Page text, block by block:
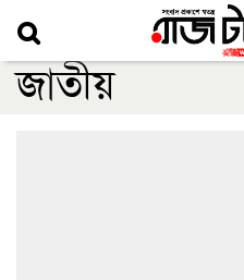
জাতীয়